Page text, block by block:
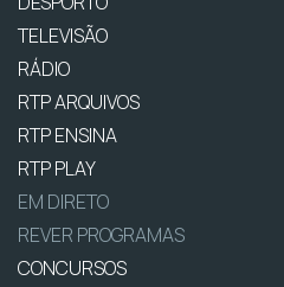
TELEVISÃO
RÁDIO
RTP ARQUIVOS
RTP ENSINA
RTP PLAY
EM DIRETO
REVER PROGRAMAS
CONCURSOS